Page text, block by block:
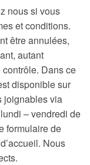
nous si vous
et conditions.
être annulées,
autant
contrôle. Dans ce
disponible sur
joignables via
– vendredi de
formulaire de
Nous